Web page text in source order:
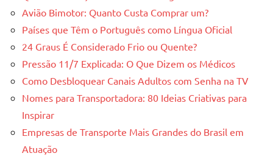
Avião Bimotor: Quanto Custa Comprar um?
Países que Têm o Português como Língua Oficial
24 Graus É Considerado Frio ou Quente?
Pressão 11/7 Explicada: O Que Dizem os Médicos
Como Desbloquear Canais Adultos com Senha na TV
Nomes para Transportadora: 80 Ideias Criativas para
Inspirar
Empresas de Transporte Mais Grandes do Brasil em
Atuação